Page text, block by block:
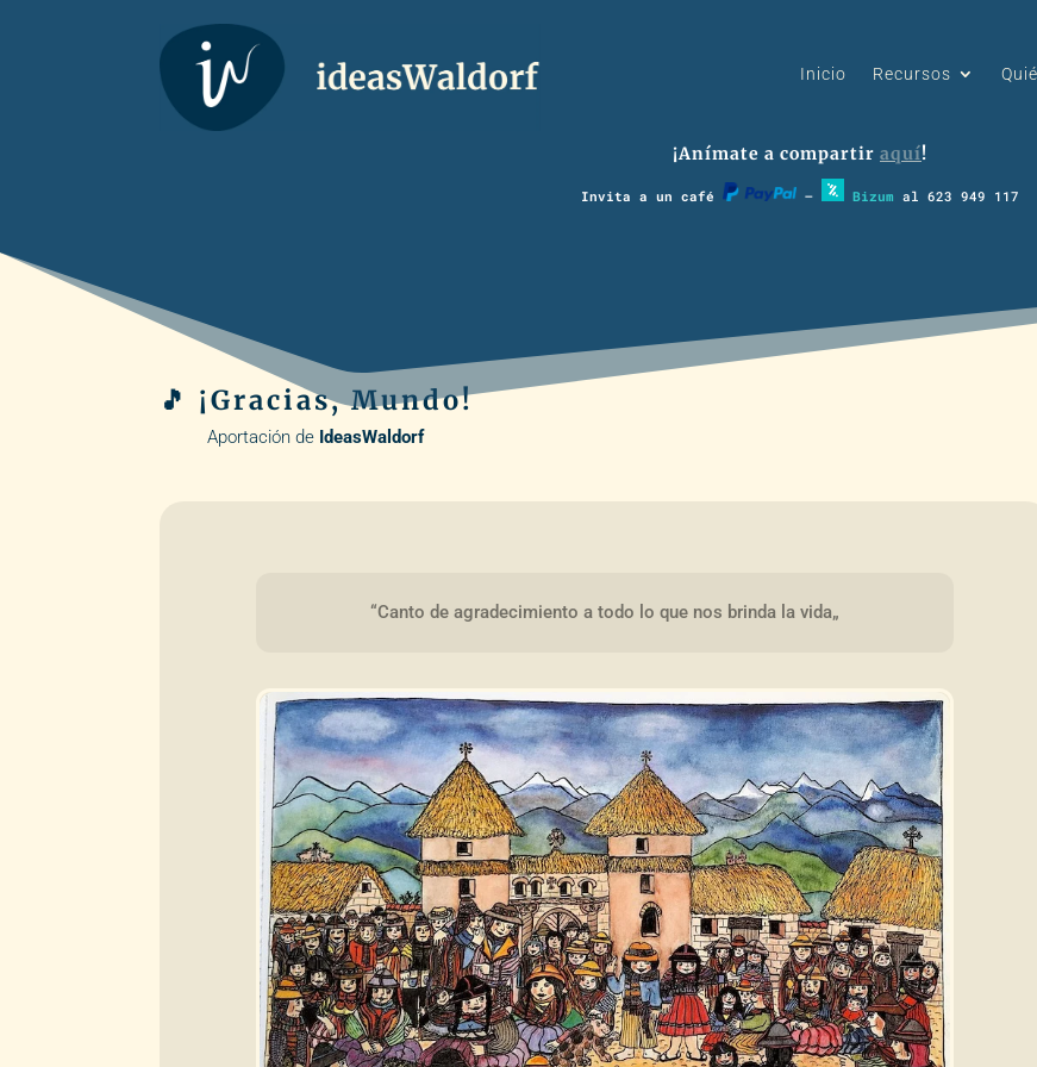
Inicio Recursos
¡Anímate a compartir aquí!
Invita a un café – Bizum al 623 949 117
🎵 ¡Gracias, Mundo!
Aportación de IdeasWaldorf
“Canto de agradecimiento a todo lo que nos brinda la vida„